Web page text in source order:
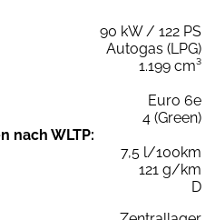
90 kW / 122 PS
Autogas (LPG)
1.199 cm³
Euro 6e
4 (Green)
nach WLTP:
7,5 l/100km
121 g/km
D